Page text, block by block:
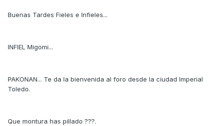
Buenas Tardes Fieles e Infieles...
INFIEL Migomi...
PAKONAN... Te da la bienvenida al foro desde la ciudad Imperial
Toledo.
Que montura has pillado ???.